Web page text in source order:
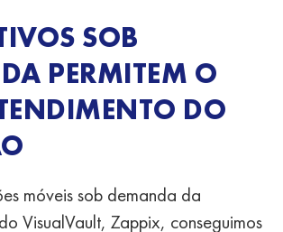
SOB
PERMITEM O
DO
móveis sob demanda da
VisualVault, Zappix, conseguimos